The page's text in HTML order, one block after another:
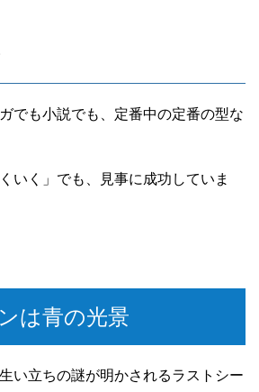
でも小説でも、定番中の定番の型な
いく」でも、見事に成功していま
は青の光景
い立ちの謎が明かされるラストシー